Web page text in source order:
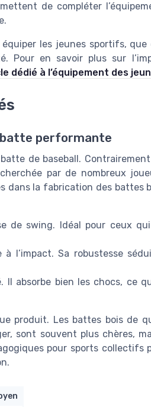
de compléter
les jeunes sportifs,
Pour en savoir plus sur
dédié à l’équipement des
batte performante
de baseball. Contrairement
par de nombreux
dans la fabrication des battes
de swing. Idéal pour ceux
l’impact. Sa robustesse
absorbe bien les chocs, ce
produit. Les battes bois de
sont souvent plus chères,
pour sports collectifs